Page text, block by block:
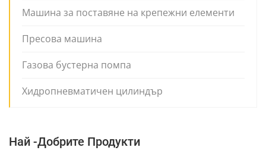
Машина за поставяне на крепежни елементи
Пресова машина
Газова бустерна помпа
Хидропневматичен цилиндър
Най -добрите Продукти